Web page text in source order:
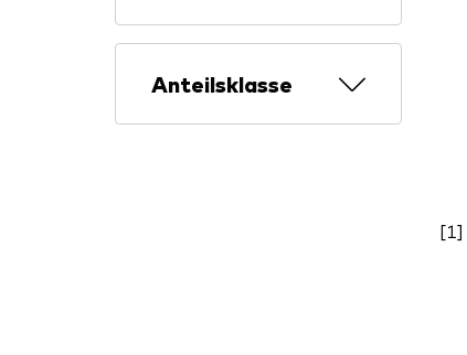
Anteilsklasse